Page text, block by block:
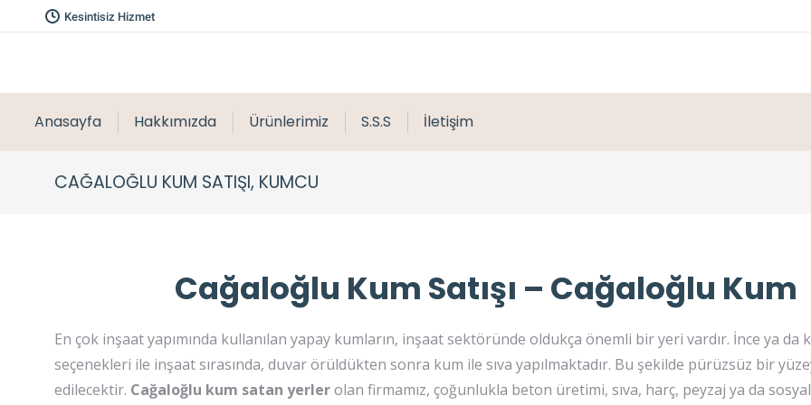
Kesintisiz Hizmet
Anasayfa Hakkımızda Ürünlerimiz S.S.S İletişim
CAĞALOĞLU KUM SATIŞI, KUMCU
Cağaloğlu Kum Satışı – Cağaloğlu Kum
En çok inşaat yapımında kullanılan yapay kumların, inşaat sektöründe oldukça önemli bir yeri vardır. İnce ya da
seçenekleri ile inşaat sırasında, duvar örüldükten sonra kum ile sıva yapılmaktadır. Bu şekilde pürüzsüz bir
edilecektir. Cağaloğlu kum satan yerlerolan firmamız, çoğunlukla beton üretimi, sıva, harç, peyzaj ya da